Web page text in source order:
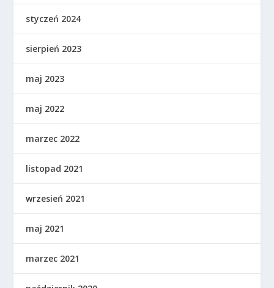
styczeń 2024
sierpień 2023
maj 2023
maj 2022
marzec 2022
listopad 2021
wrzesień 2021
maj 2021
marzec 2021